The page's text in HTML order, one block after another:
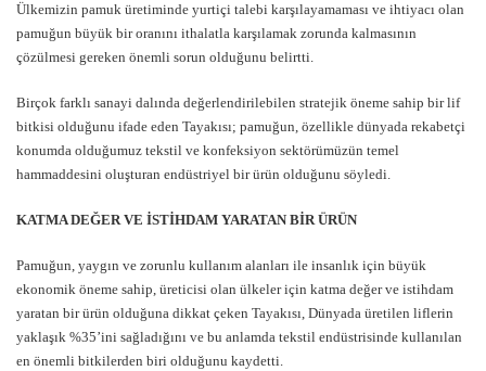
Ülkemizin pamuk üretiminde yurtiçi talebi karşılayamaması ve ihtiyacı olan
pamuğun büyük bir oranını ithalatla karşılamak zorunda kalmasının
çözülmesi gereken önemli sorun olduğunu belirtti.
Birçok farklı sanayi dalında değerlendirilebilen stratejik öneme sahip bir lif
bitkisi olduğunu ifade eden Tayakısı; pamuğun, özellikle dünyada rekabetçi
konumda olduğumuz tekstil ve konfeksiyon sektörümüzün temel
hammaddesini oluşturan endüstriyel bir ürün olduğunu söyledi.
KATMA DEĞER VE İSTİHDAM YARATAN BİR ÜRÜN
Pamuğun, yaygın ve zorunlu kullanım alanları ile insanlık için büyük
ekonomik öneme sahip, üreticisi olan ülkeler için katma değer ve istihdam
yaratan bir ürün olduğuna dikkat çeken Tayakısı, Dünyada üretilen liflerin
yaklaşık %35’ini sağladığını ve bu anlamda tekstil endüstrisinde kullanılan
en önemli bitkilerden biri olduğunu kaydetti.